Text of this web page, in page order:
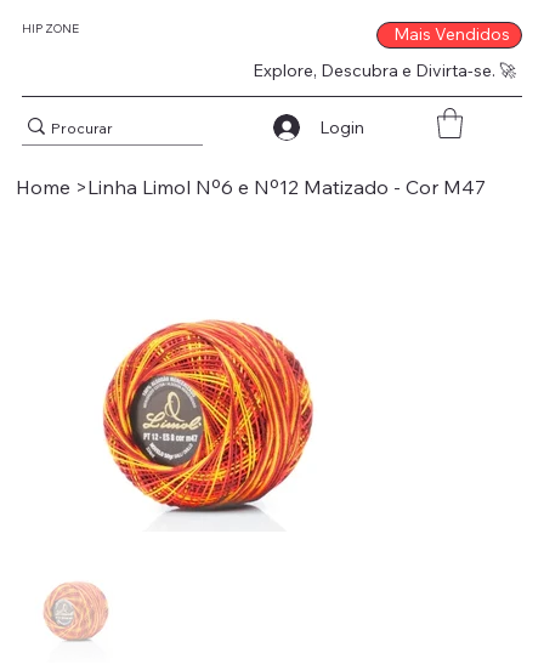
HIP ZONE
Explore, Descubra e Divirta-se. 🚀
Mais Vendidos
Login
Home >Linha Limol Nº6 e Nº12 Matizado - Cor M47